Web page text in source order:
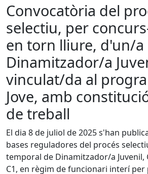
Convocatòria del
selectiu, per
en torn lliure, d'un/a
Dinamitzador/a
vinculat/da al
Jove, amb
de treball
El dia 8 de juliol de 2025 s'han
bases reguladores del procés
temporal de Dinamitzador/a Juvenil,
C1, en règim de funcionari interí